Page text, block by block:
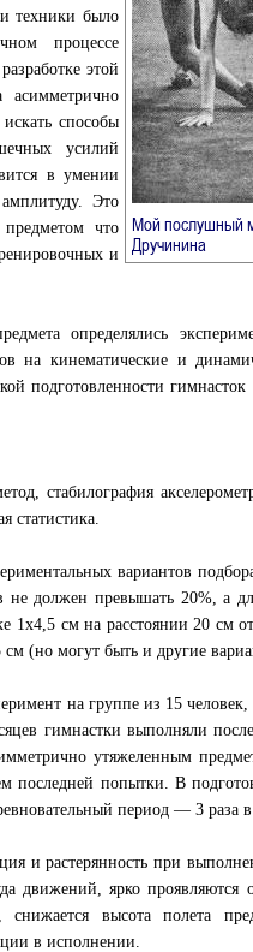
Мой послушный
Дручинина
техники было
процессе
этой
способы
усилий
в умении
Это
что
и
определялись
на кинематические и
подготовленности гимнасток
стабилография
статистика.
вариантов
не должен превышать 20%, а
1x4,5 см на расстоянии 20 см
(но могут быть и другие
на группе из 15 человек,
гимнастки выполняли
утяжеленным
последней попытки. В
период — 3 раза
и растерянность при
движений, ярко проявляются
высота полета
в исполнении.